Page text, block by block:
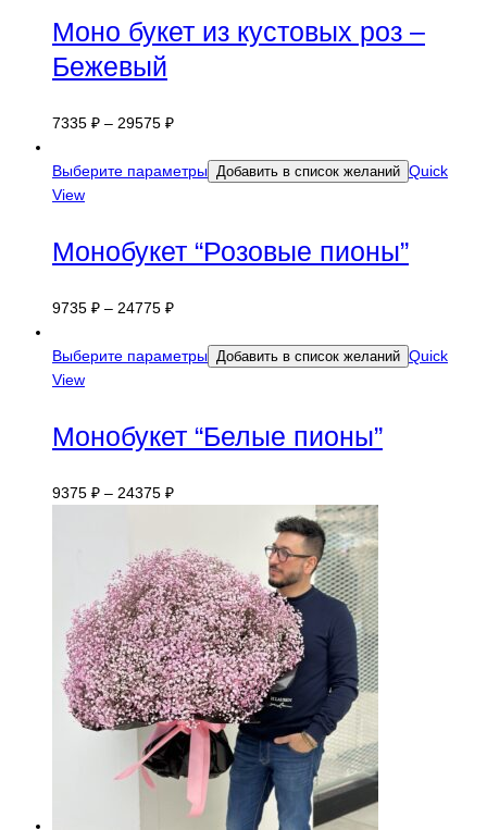
Моно букет из кустовых роз –
Бежевый
7335 ₽ – 29575 ₽
Выберите параметры Добавить в список желаний Quick
View
Монобукет “Розовые пионы”
9735 ₽ – 24775 ₽
Выберите параметры Добавить в список желаний Quick
View
Монобукет “Белые пионы”
9375 ₽ – 24375 ₽